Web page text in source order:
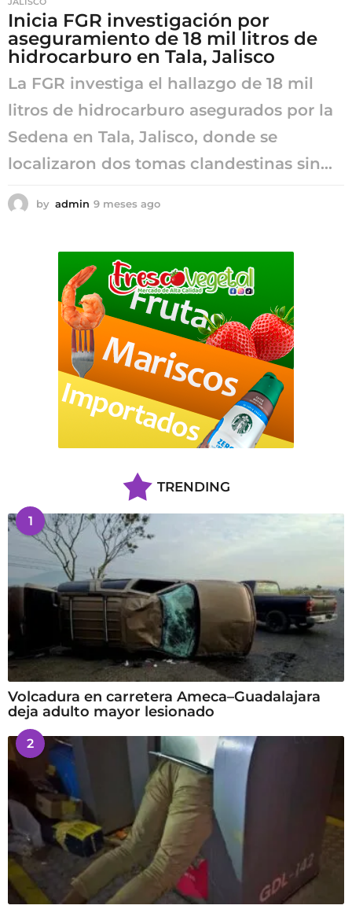
a
g
o
Inicia FGR investigación por
aseguramiento de 18 mil litros de
hidrocarburo en Tala, Jalisco
La FGR investiga el hallazgo de 18 mil
litros de hidrocarburo asegurados por la
Sedena en Tala, Jalisco, donde se
localizaron dos tomas clandestinas sin...
by admin 9 meses ago
s
a
g
o
TRENDING
1
Volcadura en carretera Ameca–Guadalajara
deja adulto mayor lesionado
2